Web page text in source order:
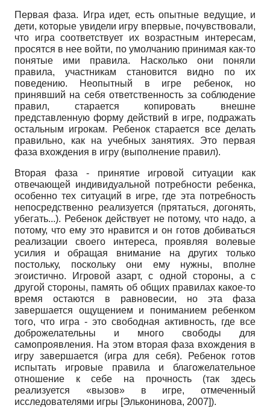
Первая фаза. Игра идет, есть опытные ведущие, и
дети, которые увидели игру впервые, почувствовали,
что игра соответствует их возрастным интересам,
просятся в нее войти, по умолчанию принимая как-то
понятые ими правила. Насколько они поняли
правила, участникам становится видно по их
поведению. Неопытный в игре ребенок, но
принявший на себя ответственность за соблюдение
правил, старается копировать внешне
представленную форму действий в игре, подражать
остальным игрокам. Ребенок старается все делать
правильно, как на учебных занятиях. Это первая
фаза вхождения в игру (выполнение правил).
Вторая фаза - принятие игровой ситуации как
отвечающей индивидуальной потребности ребенка,
особенно тех ситуаций в игре, где эта потребность
непосредственно реализуется (прятаться, догонять,
убегать...). Ребенок действует не потому, что надо, а
потому, что ему это нравится и он готов добиваться
реализации своего интереса, проявляя волевые
усилия и обращая внимание на других только
постольку, поскольку они ему нужны, вполне
эгоистично. Игровой азарт, с одной стороны, а с
другой стороны, память об общих правилах какое-то
время остаются в равновесии, но эта фаза
завершается ощущением и пониманием ребенком
того, что игра - это свободная активность, где все
доброжелательны и много свободы для
самопроявления. На этом вторая фаза вхождения в
игру завершается (игра для себя). Ребенок готов
испытать игровые правила и благожелательное
отношение к себе на прочность (так здесь
реализуется «вызов» в игре, отмеченный
исследователями игры [Эльконинова, 2007]).